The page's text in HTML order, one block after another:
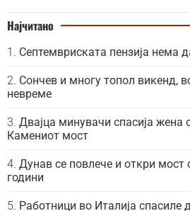
Најчитано
Септемвриската пензија нема
Сончев и многу топол викенд,
невреме
Двајца минувачи спасија жена
Камениот мост
Дунав се повлече и откри мост
години
Работници во Италија спасиле